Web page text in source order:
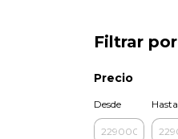
Filtrar por
Precio
Desde Hasta